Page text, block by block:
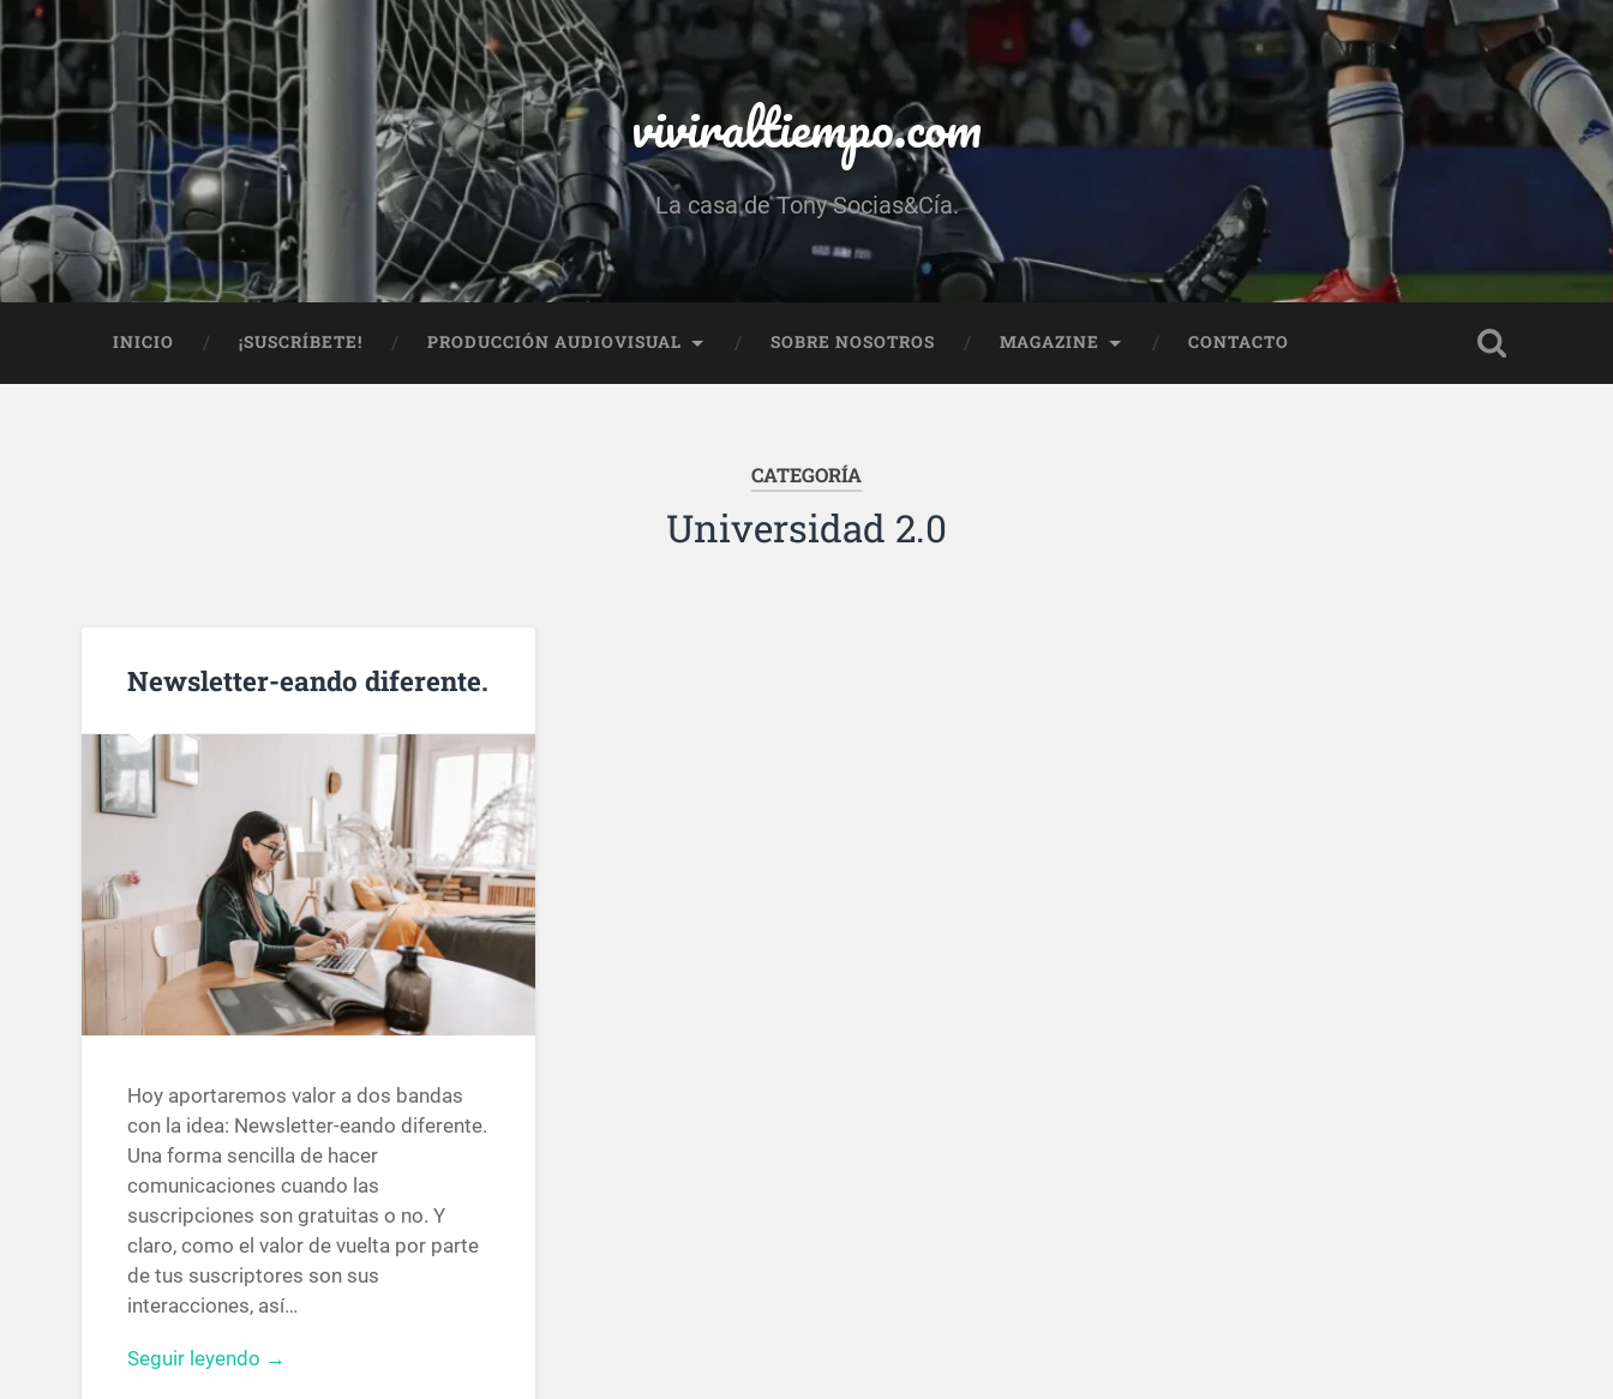
viviraltiempo.com
La casa de Tony Socias&Cía.
INICIO ¡SUSCRÍBETE! PRODUCCIÓN AUDIOVISUAL SOBRE NOSOTROS MAGAZINE CONTACTO
CATEGORÍA
Universidad 2.0
Newsletter-eando diferente.
Hoy aportaremos valor a dos bandas
con la idea: Newsletter-eando diferente.
Una forma sencilla de hacer
comunicaciones cuando las
suscripciones son gratuitas o no. Y
claro, como el valor de vuelta por parte
de tus suscriptores son sus
interacciones, así…
Seguir leyendo →